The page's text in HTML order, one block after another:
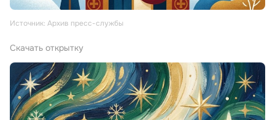
Источник: Архив пресс-службы
Скачать открытку